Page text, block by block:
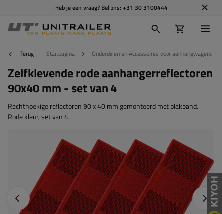
Heb je een vraag? Bel ons: +31 30 3100444
Terug Startpagina Onderdelen en Accessoires voor aanhangwagens
Zelfklevende rode aanhangerreflectoren
90x40 mm - set van 4
Rechthoekige reflectoren 90 x 40 mm gemonteerd met plakband.
Rode kleur, set van 4.
Vorige foto